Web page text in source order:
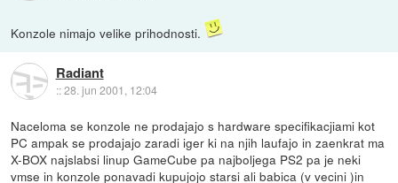
Konzole nimajo velike prihodnosti.
Radiant
::28. jun 2001, 12:04
Naceloma se konzole ne prodajajo s hardware specifikacjiami kot
PC ampak se prodajajo zaradi iger ki na njih laufajo in zaenkrat ma
X-BOX najslabsi linup GameCube pa najboljega PS2 pa je neki
vmse in konzole ponavadi kupujojo starsi ali babica (v vecini )in